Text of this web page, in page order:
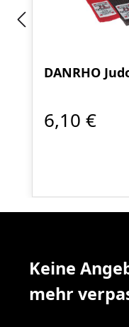
DANRHO
6,10 €
Keine
mehr